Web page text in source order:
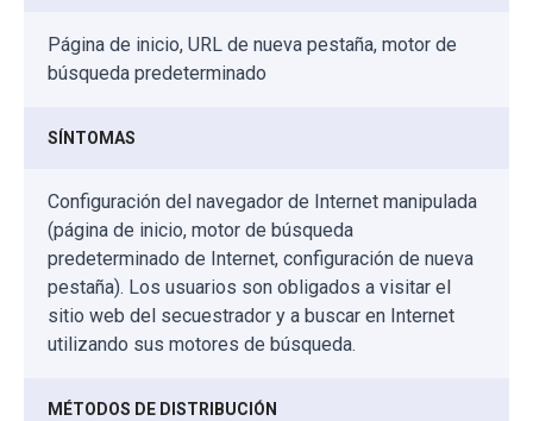
Página de inicio, URL de nueva pestaña, motor de
búsqueda predeterminado
SÍNTOMAS
Configuración del navegador de Internet manipulada
(página de inicio, motor de búsqueda
predeterminado de Internet, configuración de nueva
pestaña). Los usuarios son obligados a visitar el
sitio web del secuestrador y a buscar en Internet
utilizando sus motores de búsqueda.
MÉTODOS DE DISTRIBUCIÓN